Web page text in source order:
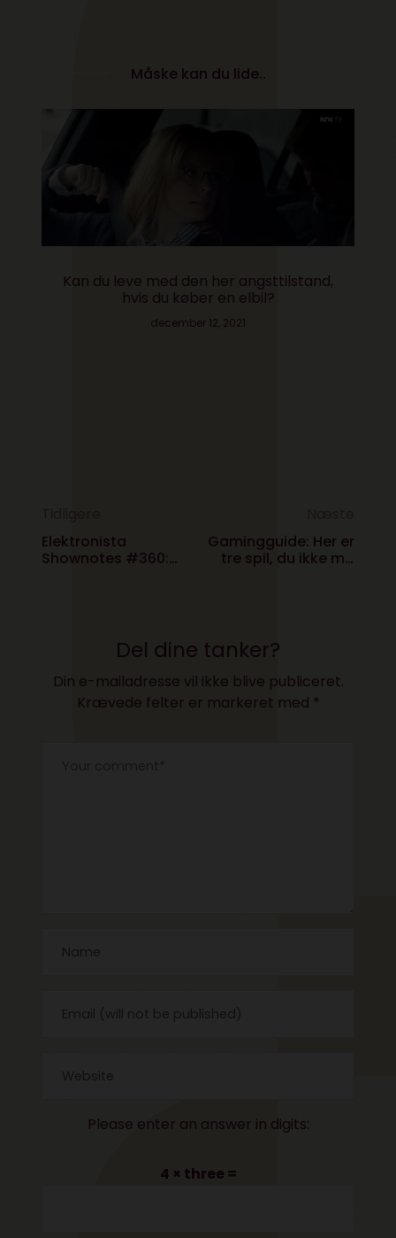
Måske kan du lide..
Kan du leve med den her angsttilstand,
hvis du køber en elbil?
december 12, 2021
Elektronista
Shownotes #360:
Gamingguide: Her er
tre spil, du ikke må
Del dine tanker?
Din e-mailadresse vil ikke blive publiceret.
Krævede felter er markeret med *
Please enter an answer in digits:
4 × three =